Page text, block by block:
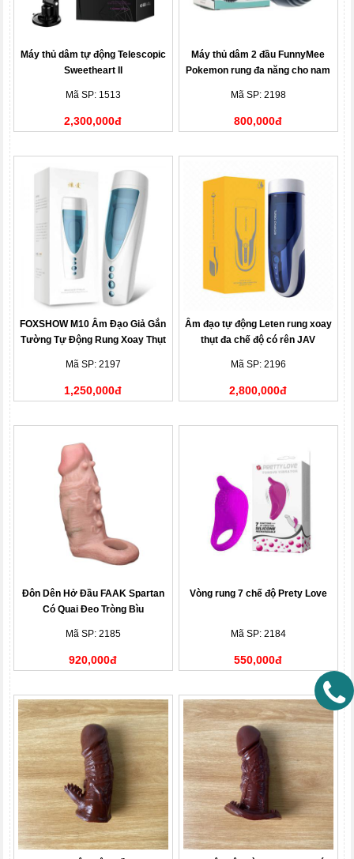
Máy thủ dâm tự động Telescopic
Sweetheart II
Mã SP: 1513
2,300,000đ
Máy thủ dâm 2 đầu FunnyMee
Pokemon rung đa năng cho nam
Mã SP: 2198
800,000đ
FOXSHOW M10 Âm Đạo Giả Gắn
Tường Tự Động Rung Xoay Thụt
Mã SP: 2197
1,250,000đ
Âm đạo tự động Leten rung xoay
thụt đa chế độ có rên JAV
Mã SP: 2196
2,800,000đ
Đôn Dên Hở Đầu FAAK Spartan
Có Quai Đeo Tròng Bìu
Mã SP: 2185
920,000đ
Vòng rung 7 chế độ Prety Love
Mã SP: 2184
550,000đ